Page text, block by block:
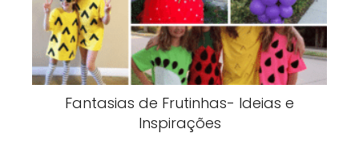
Fantasias de Frutinhas- Ideias e
Inspirações